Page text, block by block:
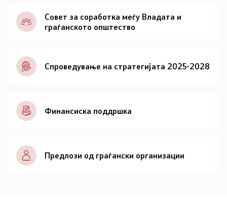
Документи
Совет
За советот
Документи
Записници и дневни редови од седниците на
Советот
Совет за соработка меѓу Владата и
граѓанското општество
Спроведување на стратегијата 2025-2028
Финансиска поддршка
Предлози од граѓански организации